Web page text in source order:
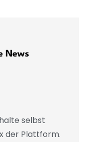
News
selbst
der Plattform.